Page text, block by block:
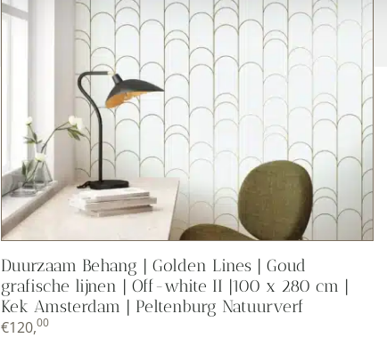
Duurzaam Behang | Golden Lines | Goud
grafische lijnen | Off-white II |100 x 280 cm |
Kek Amsterdam | Peltenburg Natuurverf
€120,00